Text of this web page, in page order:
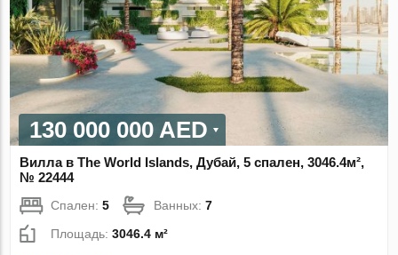
130 000 000 AED
Вилла в The World Islands, Дубай, 5 спален, 3046.4м²,
№ 22444
Спален:5 Ванных:7
Площадь:3046.4 м²